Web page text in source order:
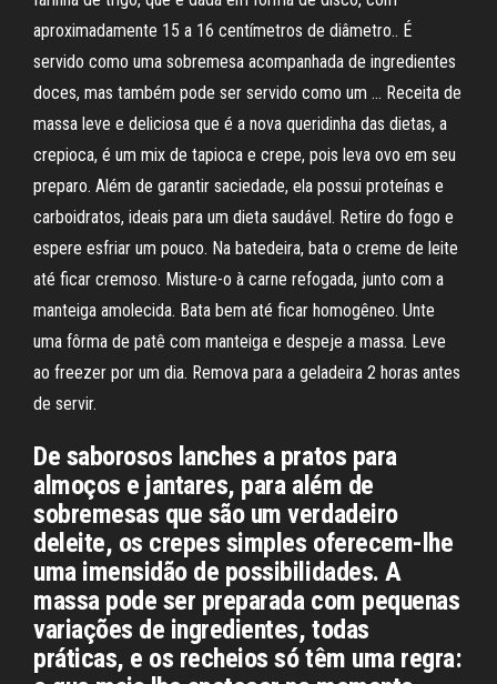
aproximadamente 15 a 16 centímetros de diâmetro.. É
servido como uma sobremesa acompanhada de ingredientes
doces, mas também pode ser servido como um … Receita de
massa leve e deliciosa que é a nova queridinha das dietas, a
crepioca, é um mix de tapioca e crepe, pois leva ovo em seu
preparo. Além de garantir saciedade, ela possui proteínas e
carboidratos, ideais para um dieta saudável. Retire do fogo e
espere esfriar um pouco. Na batedeira, bata o creme de leite
até ficar cremoso. Misture-o à carne refogada, junto com a
manteiga amolecida. Bata bem até ficar homogêneo. Unte
uma fôrma de patê com manteiga e despeje a massa. Leve
ao freezer por um dia. Remova para a geladeira 2 horas antes
de servir.
De saborosos lanches a pratos para
almoços e jantares, para além de
sobremesas que são um verdadeiro
deleite, os crepes simples oferecem-lhe
uma imensidão de possibilidades. A
massa pode ser preparada com pequenas
variações de ingredientes, todas
práticas, e os recheios só têm uma regra: